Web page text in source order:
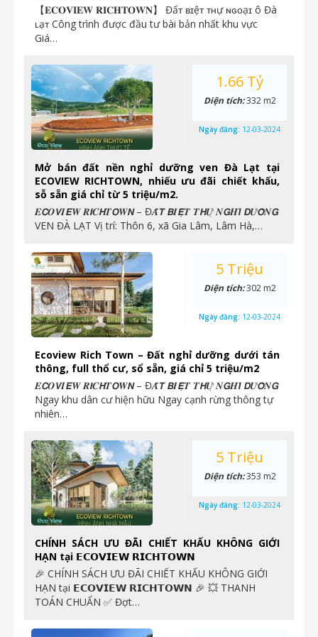
【𝐄𝐂𝐎𝐕𝐈𝐄𝐖 𝐑𝐈𝐂𝐇𝐓𝐎𝐖𝐍】 Đấᴛ ʙɪệᴛ ᴛʜự ɴɢᴏạɪ ô Đà
ʟạᴛ Công trình được đầu tư bài bản nhất khu vực
Giá…
Mở bán đất nền nghỉ dưỡng ven Đà Lạt tại
ECOVIEW RICHTOWN, nhiếu ưu đãi chiết khấu,
sỗ sẵn giá chỉ từ 5 triệu/m2.
𝑬𝘾𝑶𝙑𝑰𝙀𝑾 𝑹𝙄𝑪𝙃𝑻𝙊𝑾𝙉 – Đ𝑨̂́𝙏 𝘽𝑰𝙀̣̂𝑻 𝑻𝙃𝑼̛̣ 𝑵𝙂𝑯𝙄̉ 𝘿𝑼̛𝙊̛̃𝑵𝙂
VEN ĐÀ LẠT Vị trí: Thôn 6, xã Gia Lâm, Lâm Hà,…
1.66 Tỷ
Diện tích:332 m2
Ngày đăng: 12-03-2024
Ecoview Rich Town – Đất nghỉ dưỡng dưới tán
thông, full thổ cư, sổ sẵn, giá chỉ 5 triệu/m2
𝑬𝘾𝑶𝙑𝑰𝙀𝑾 𝑹𝙄𝑪𝙃𝑻𝙊𝑾𝙉 – Đ𝑨̂́𝙏 𝘽𝑰𝙀̣̂𝑻 𝑻𝙃𝑼̛̣ 𝑵𝙂𝑯𝙄̉ 𝘿𝑼̛𝙊̛̃𝑵𝙂
Ngay khu dân cư hiện hữu Ngay cạnh rừng thông tự
nhiên…
5 Triệu
Diện tích:302 m2
Ngày đăng: 12-03-2024
CHÍNH SÁCH ƯU ĐÃI CHIẾT KHẤU KHÔNG GIỚI
HẠN tại 𝗘𝗖𝗢𝗩𝗜𝗘𝗪 𝗥𝗜𝗖𝗛𝗧𝗢𝗪𝗡
🎉 CHÍNH SÁCH ƯU ĐÃI CHIẾT KHẤU KHÔNG GIỚI
HẠN tại 𝗘𝗖𝗢𝗩𝗜𝗘𝗪 𝗥𝗜𝗖𝗛𝗧𝗢𝗪𝗡 🎉 ️💥 THANH
TOÁN CHUẨN ✅ Đợt…
5 Triệu
Diện tích:353 m2
Ngày đăng: 12-03-2024